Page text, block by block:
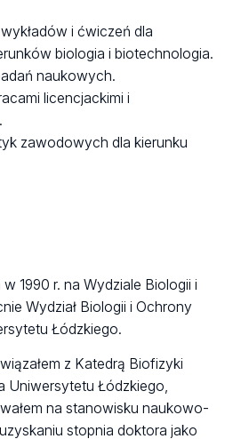
i ćwiczeń dla
biologia i biotechnologia.
naukowych.
licencjackimi i
zawodowych dla kierunku
1990 r. na Wydziale Biologii i
Wydział Biologii i Ochrony
Łódzkiego.
z Katedrą Biofizyki
Uniwersytetu Łódzkiego,
na stanowisku naukowo-
stopnia doktora jako